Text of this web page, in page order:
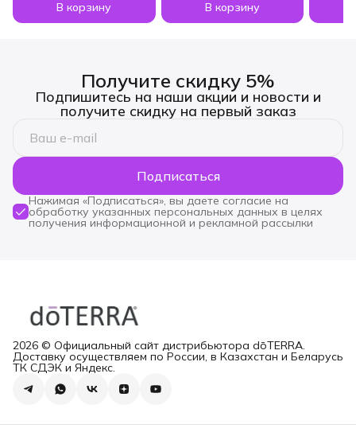
В корзину В корзину
Получите скидку 5%
Подпишитесь на наши акции и новости и
получите скидку на первый заказ
Подписаться
Нажимая «Подписаться», вы даете согласие на
обработку указанных персональных данных в целях
получения информационной и рекламной рассылки
2026 © Официальный сайт дистрибьютора dōTERRA.
Доставку осуществляем по России, в Казахстан и Беларусь
ТК СДЭК и Яндекс.